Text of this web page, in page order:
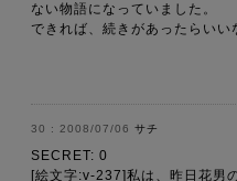
ない物語になっていました。
できれば、続きがあったらいい
2008/07/06 サチ
SECRET: 0
[絵文字:v-237]私は、昨日花男